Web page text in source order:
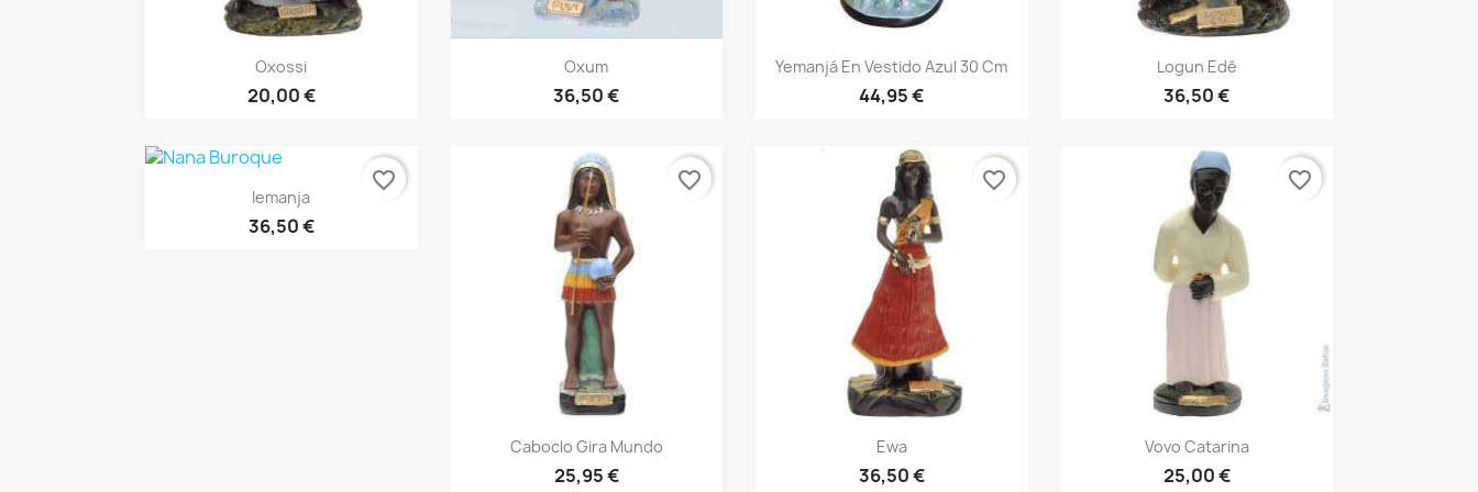
Vista rápida
Oxossi
20,00 €
Vista rápida
Oxum
36,50 €
Vista rápida
Yemanjá En Vestido Azul 30 Cm
44,95 €
Vista rápida
Logun Edê
36,50 €
Vista rápida
Iemanja
36,50 €
favorite_border
Vista rápida
Caboclo Gira Mundo
25,95 €
favorite_border
Vista rápida
Ewa
36,50 €
favorite_border
Vista rápida
Vovo Catarina
25,00 €
favorite_border